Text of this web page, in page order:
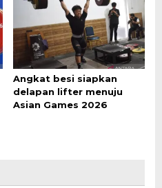
Angkat besi siapkan
delapan lifter menuju
Asian Games 2026